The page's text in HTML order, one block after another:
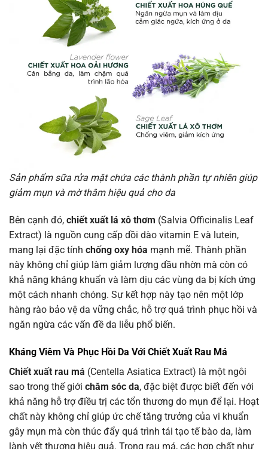
Sản phẩm sữa rửa mặt chứa các thành phần tự nhiên giúp
giảm mụn và mờ thâm hiệu quả cho da
Bên cạnh đó, chiết xuất lá xô thơm (Salvia Officinalis Leaf
Extract) là nguồn cung cấp dồi dào vitamin E và lutein,
mang lại đặc tính chống oxy hóa mạnh mẽ. Thành phần
này không chỉ giúp làm giảm lượng dầu nhờn mà còn có
khả năng kháng khuẩn và làm dịu các vùng da bị kích ứng
một cách nhanh chóng. Sự kết hợp này tạo nên một lớp
hàng rào bảo vệ da vững chắc, hỗ trợ quá trình phục hồi và
ngăn ngừa các vấn đề da liễu phổ biến.
Kháng Viêm Và Phục Hồi Da Với Chiết Xuất Rau Má
Chiết xuất rau má (Centella Asiatica Extract) là một ngôi
sao trong thế giới chăm sóc da, đặc biệt được biết đến với
khả năng hỗ trợ điều trị các tổn thương do mụn để lại. Hoạt
chất này không chỉ giúp ức chế tăng trưởng của vi khuẩn
gây mụn mà còn thúc đẩy quá trình tái tạo tế bào da, làm
lành vết thương hiệu quả. Trong rau má, các hợp chất như